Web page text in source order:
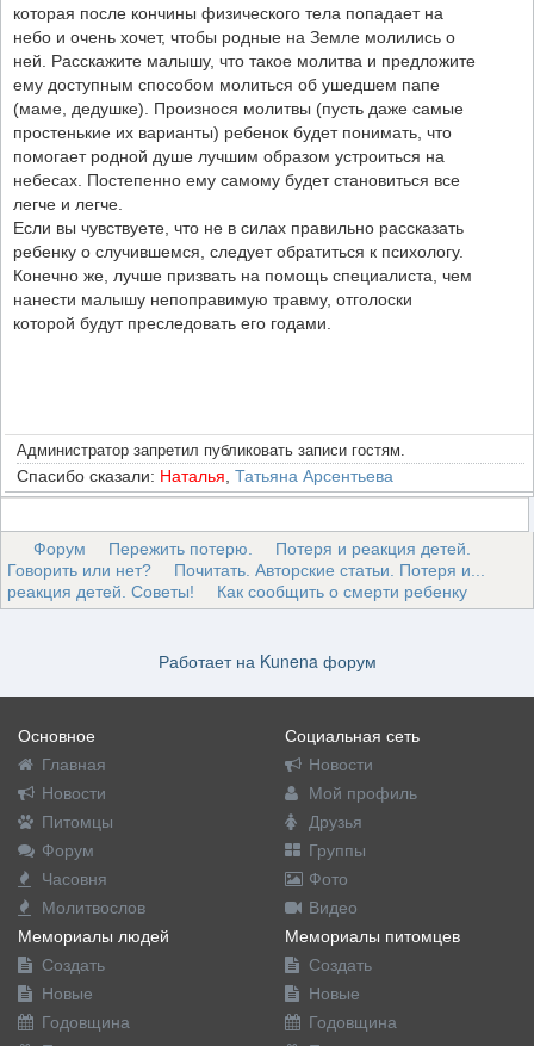
которая после кончины физического тела попадает на
небо и очень хочет, чтобы родные на Земле молились о
ней. Расскажите малышу, что такое молитва и предложите
ему доступным способом молиться об ушедшем папе
(маме, дедушке). Произнося молитвы (пусть даже самые
простенькие их варианты) ребенок будет понимать, что
помогает родной душе лучшим образом устроиться на
небесах. Постепенно ему самому будет становиться все
легче и легче.
Если вы чувствуете, что не в силах правильно рассказать
ребенку о случившемся, следует обратиться к психологу.
Конечно же, лучше призвать на помощь специалиста, чем
нанести малышу непоправимую травму, отголоски
которой будут преследовать его годами.
Администратор запретил публиковать записи гостям.
Спасибо сказали: Наталья Татьяна Арсентьева
Форум Пережить потерю.
Потеря и реакция детей.
Говорить или нет?
Почитать. Авторские статьи. Потеря и...
реакция детей. Советы!
Как сообщить о смерти ребенку
Работает на Kunena форум
Основное
Главная
Новости
Питомцы
Форум
Часовня
Молитвослов
Социальная сеть
Новости
Мой профиль
Друзья
Группы
Фото
Видео
Мемориалы людей
Создать
Новые
Годовщина
Мемориалы питомцев
Создать
Новые
Годовщина